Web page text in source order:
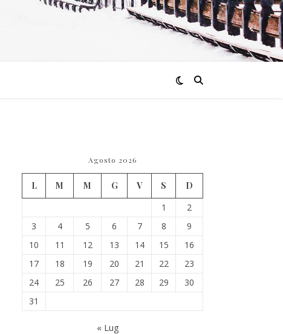
Agosto 2026
L M M G V S
D
1
2
3
4 5 6 7 8
9
10
11 12 13 14 15
16
17
18 19 20 21 22
23
24
25 26 27 28 29
30
31
« Lug